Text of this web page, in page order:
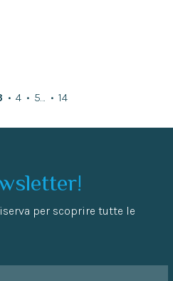
4 5 14
per scoprire tutte le